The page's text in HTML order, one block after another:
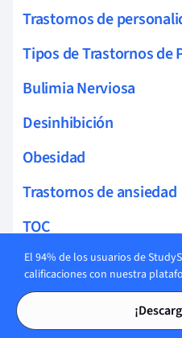
Trastornos de
Tipos de Trastornos de
Bulimia Nerviosa
Desinhibición
Obesidad
Trastornos de ansiedad
TOC
Fobias
TEPT
Autismo
El 94% de los usuarios de
calificaciones con nuestra